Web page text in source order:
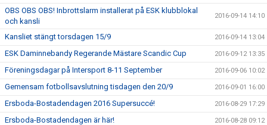
OBS OBS OBS! Inbrottslarm installerat på ESK klubblokal
och kansli
2016-09-14 14:10
Kansliet stängt torsdagen 15/9 2016-09-14 13:04
ESK Daminnebandy Regerande Mästare Scandic Cup 2016-09-12 13:35
Föreningsdagar på Intersport 8-11 September 2016-09-06 10:02
Gemensam fotbollsavslutning tisdagen den 20/9 2016-09-01 16:00
Ersboda-Bostadendagen 2016 Supersuccé! 2016-08-29 17:29
Ersboda-Bostadendagen är här! 2016-08-28 09:12